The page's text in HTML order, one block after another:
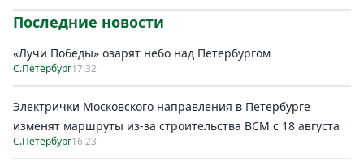
Последние новости
«Лучи Победы» озарят небо над Петербургом
С.Петербург17:32
Электрички Московского направления в Петербурге
изменят маршруты из-за строительства ВСМ с 18 августа
С.Петербург16:23